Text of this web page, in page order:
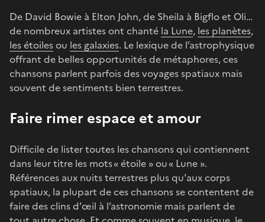
De David Bowie à Elton John, de Sheila à Bigflo et Oli…
de nombreux artistes ont chanté la Lune, les planètes,
les étoilesou les galaxies. Le lexique de l’astrophysique
offrant de belles opportunités de métaphores, ces
chansons parlent parfois des voyages spatiaux mais
souvent de sentiments bien terrestres.
Faire rimer espace et amour
Difficile de lister toutes les chansons qui contiennent
dans leur titre les mots « étoile » ou « Lune ».
Références aux nuits terrestres plus qu'aux corps
spatiaux, la plupart de ces chansons se contentent de
faire des clins d'œil à l’astronomie mais parlent de